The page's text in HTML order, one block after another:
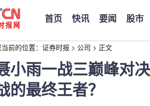
首页 快讯 要闻 股市
前的位置： 证券时报 > 公司 > 正文
小雨一战三巅峰对
的最终王者？